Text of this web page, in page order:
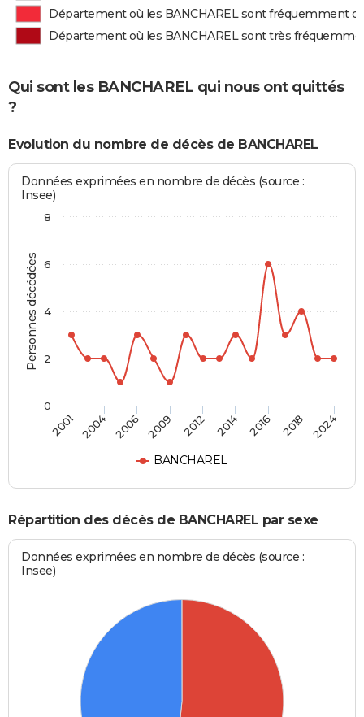
Département où les BANCHAREL sont fréquemment
Département où les BANCHAREL sont très
Qui sont les BANCHAREL qui nous ont quittés
?
Evolution du nombre de décès de BANCHAREL
Personnes décédées
Données exprimées en nombre de décès (source :
Insee)
BANCHAREL
2001 2004 2006 2009 2012 2014 2016 2018 2024
0
2
4
6
8
Répartition des décès de BANCHAREL par sexe
Données exprimées en nombre de décès (source :
Insee)